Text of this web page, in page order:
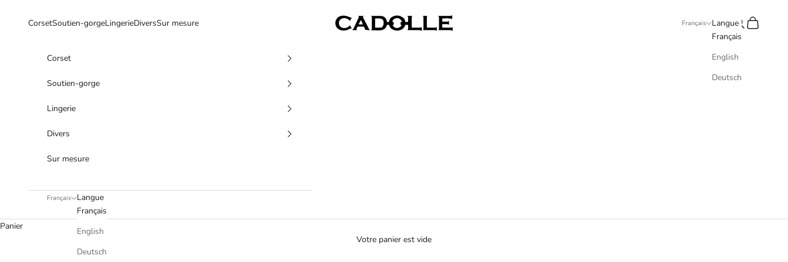
Cadolle
CorsetSoutien-gorgeLingerieDiversSur mesure Français
Langue
Français
English
Deutsch
Recherche
Panier
Corset
Soutien-gorge
Lingerie
Divers
Sur mesure
Français
Langue
Français
English
Deutsch
Panier
Votre panier est vide